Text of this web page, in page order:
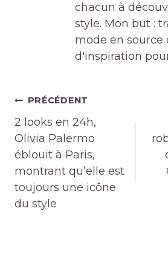
chacun à
style. Mon but :
mode en source
d'inspiration
Navigation
de
l’article
PRÉCÉDENT
2 looks en 24h,
Olivia Palermo
éblouit à Paris,
montrant qu’elle est
toujours une icône
du style